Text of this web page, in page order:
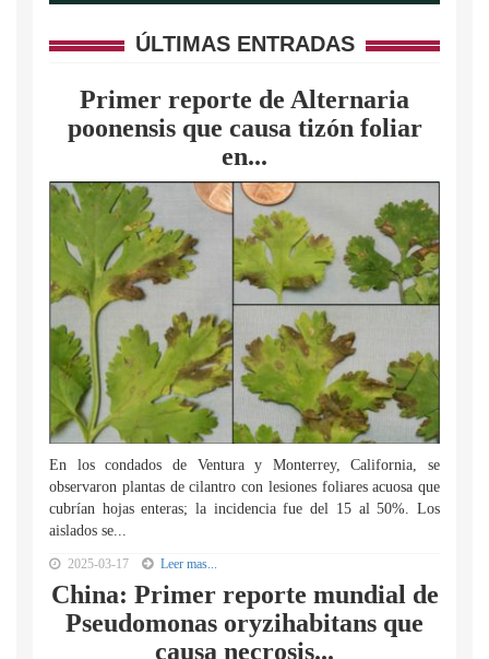
ÚLTIMAS ENTRADAS
Primer reporte de Alternaria
poonensis que causa tizón foliar
en...
En los condados de Ventura y Monterrey, California, se
observaron plantas de cilantro con lesiones foliares acuosa que
cubrían hojas enteras; la incidencia fue del 15 al 50%. Los
aislados se...
2025-03-17 Leer mas...
China: Primer reporte mundial de
Pseudomonas oryzihabitans que
causa necrosis...